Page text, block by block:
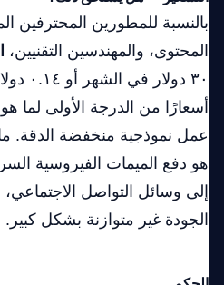
بالنسبة للمطورين المحترفين
المحتوى، والمهندسين التقنيين،
أسعارًا من الدرجة الأولى
عمل نموذجية منخفضة الدقة.
هو دفع الميمات الفيروسية
إلى وسائل التواصل
الجودة غير متوازنة بشكل كبير.